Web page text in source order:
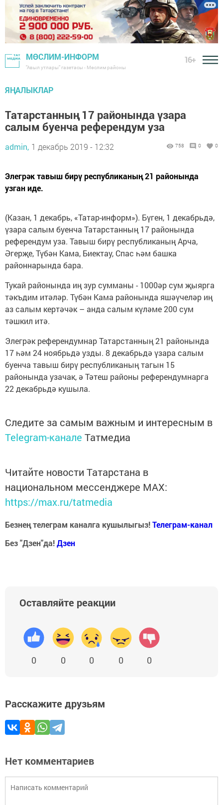
МӨСЛИМ-ИНФОРМ
"Авыл утлары" газетасы - Мөслим районы
16+
ЯҢАЛЫКЛАР
Татарстанның 17 районында үзара
салым буенча референдум уза
admin, 1 декабрь 2019 - 12:32 758 0 0
Элегрәк тавыш бирү республиканың 21 районында
узган иде.
(Казан, 1 декабрь, «Татар-информ»). Бүген, 1 декабрьдә,
үзара салым буенча Татарстанның 17 районында
референдум уза. Тавыш бирү республиканың Арча,
Әгерҗе, Түбән Кама, Биектау, Спас һәм башка
районнарында бара.
Тукай районында иң зур сумманы - 1000әр сум җыярга
тәкъдим итәләр. Түбән Кама районында яшәүчеләр иң
аз салым кертәчәк – анда салым күләме 200 сум
тәшкил итә.
Элегрәк референдумнар Татарстанның 21 районында
17 һәм 24 ноябрьдә узды. 8 декабрьдә үзара салым
буенча тавыш бирү республиканың тагын 15
районында узачак, ә Тәтеш районы референдумнарга
22 декабрьдә кушыла.
Следите за самым важным и интересным в
Telegram-канале Татмедиа
Читайте новости Татарстана в
национальном мессенджере MАХ:
https://max.ru/tatmedia
Безнең телеграм каналга кушылыгыз!Телеграм-канал
Без "Дзен"да!Дзен
Оставляйте реакции
0 0 0 0 0
Расскажите друзьям
Нет комментариев